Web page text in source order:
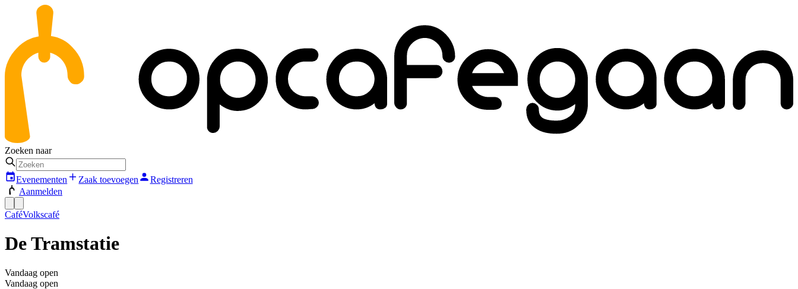
Zoeken naar
Evenementen Zaak toevoegen
Registreren
Aanmelden
CaféVolkscafé
De Tramstatie
Vandaag open
Vandaag open